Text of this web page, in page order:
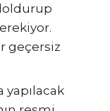
geçersiz